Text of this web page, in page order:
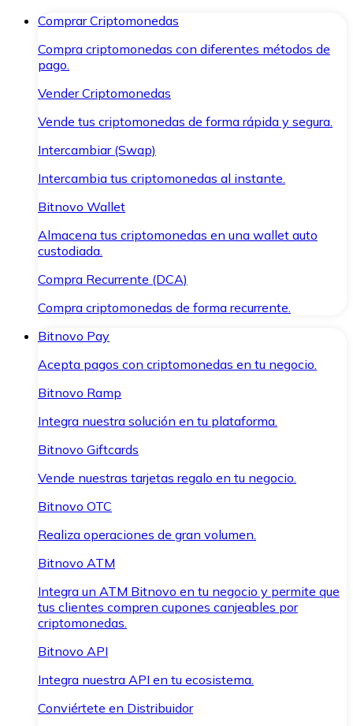
Comprar Criptomonedas
Compra criptomonedas con diferentes métodos de
pago.
Vender Criptomonedas
Vende tus criptomonedas de forma rápida y segura.
Intercambiar (Swap)
Intercambia tus criptomonedas al instante.
Bitnovo Wallet
Almacena tus criptomonedas en una wallet auto
custodiada.
Compra Recurrente (DCA)
Compra criptomonedas de forma recurrente.
Bitnovo Pay
Acepta pagos con criptomonedas en tu negocio.
Bitnovo Ramp
Integra nuestra solución en tu plataforma.
Bitnovo Giftcards
Vende nuestras tarjetas regalo en tu negocio.
Bitnovo OTC
Realiza operaciones de gran volumen.
Bitnovo ATM
Integra un ATM Bitnovo en tu negocio y permite que
tus clientes compren cupones canjeables por
criptomonedas.
Bitnovo API
Integra nuestra API en tu ecosistema.
Conviértete en Distribuidor